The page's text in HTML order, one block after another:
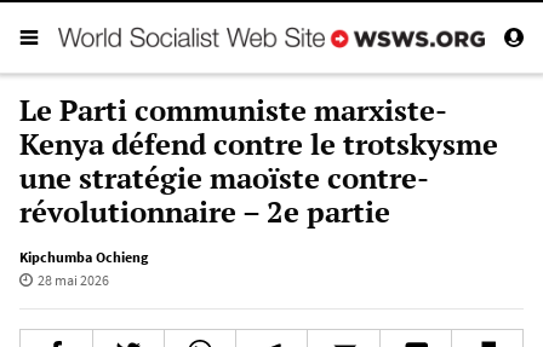
Le Parti communiste marxiste-
Kenya défend contre le trotskysme
une stratégie maoïste contre-
révolutionnaire – 2e partie
Kipchumba Ochieng
28 mai 2026